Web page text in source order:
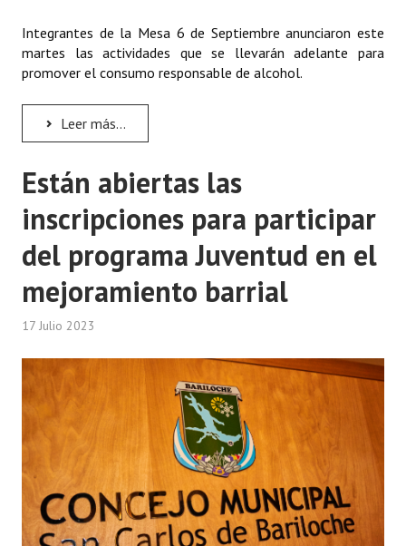
Integrantes de la Mesa 6 de Septiembre anunciaron este
martes las actividades que se llevarán adelante para
promover el consumo responsable de alcohol.
Leer más...
Están abiertas las
inscripciones para participar
del programa Juventud en el
mejoramiento barrial
17 Julio 2023